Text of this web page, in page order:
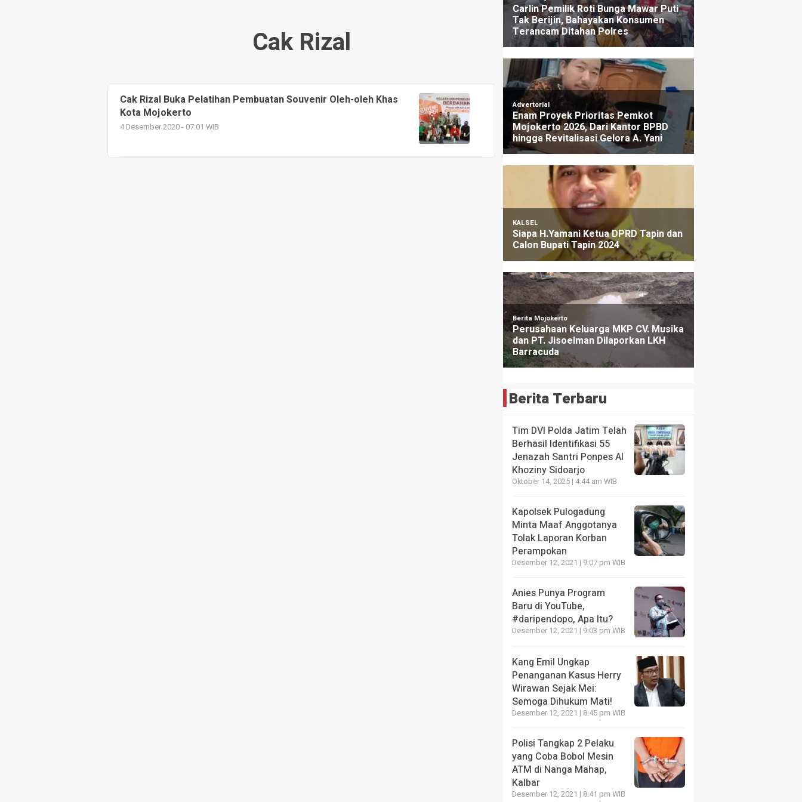
Cak Rizal
Cak Rizal Buka Pelatihan Pembuatan Souvenir Oleh-oleh Khas
Kota Mojokerto
4 Desember 2020 - 07:01 WIB
Berita Terbaru
Tim DVI Polda Jatim Telah
Berhasil Identifikasi 55
Jenazah Santri Ponpes Al
Khoziny Sidoarjo
Oktober 14, 2025 | 4:44 am WIB
Kapolsek Pulogadung
Minta Maaf Anggotanya
Tolak Laporan Korban
Perampokan
Desember 12, 2021 | 9:07 pm WIB
Anies Punya Program
Baru di YouTube,
#daripendopo, Apa Itu?
Desember 12, 2021 | 9:03 pm WIB
Kang Emil Ungkap
Penanganan Kasus Herry
Wirawan Sejak Mei:
Semoga Dihukum Mati!
Desember 12, 2021 | 8:45 pm WIB
Polisi Tangkap 2 Pelaku
yang Coba Bobol Mesin
ATM di Nanga Mahap,
Kalbar
Desember 12, 2021 | 8:41 pm WIB